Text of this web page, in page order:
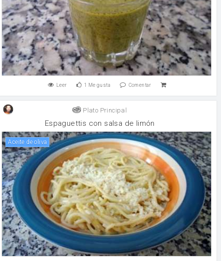
Leer 1 Me gusta Comentar
Plato Principal
Espaguettis con salsa de limón
aceite de oliva